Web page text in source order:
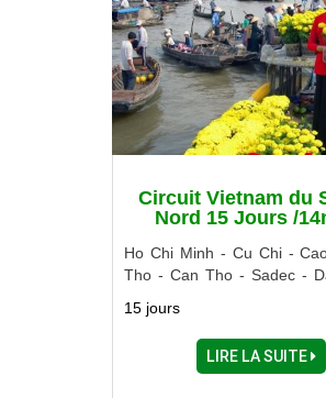
Circuit Vietnam du
Nord 15 Jours /
Ho Chi Minh - Cu Chi -
Tho - Can Tho - Sadec -
- Halong - Ninh Binh
15 jours
LIRE LA SUITE